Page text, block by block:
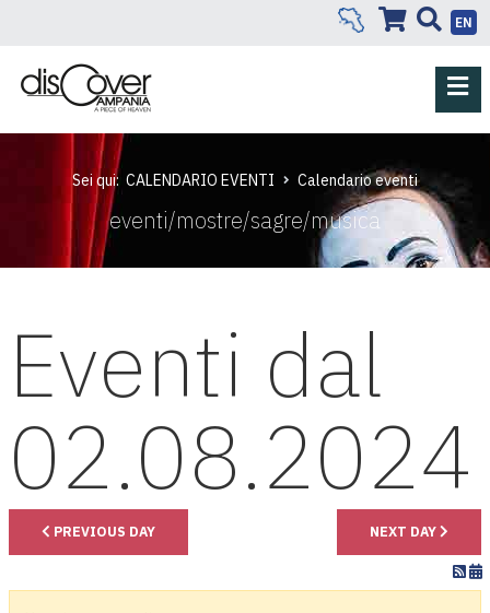
EN
Sei qui: CALENDARIO EVENTI Calendario eventi
eventi/mostre/sagre/musica
Eventi dal
02.08.2024
PREVIOUS DAY NEXT DAY